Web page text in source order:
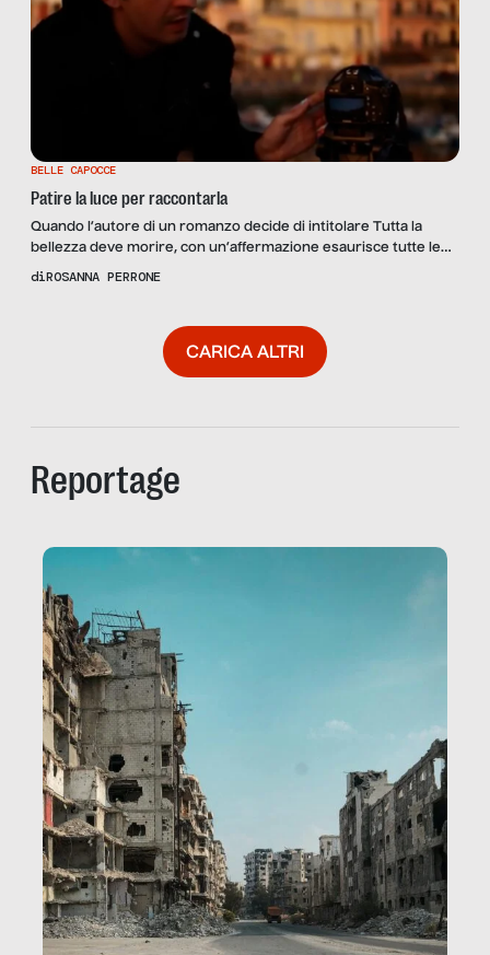
BELLE CAPOCCE
Patire la luce per raccontarla
Quando l’autore di un romanzo decide di intitolare Tutta la
bellezza deve morire, con un’affermazione esaurisce tutte le
argomentazioni possibili sulla dialettica della “napolitudine”,
culturali e pregiudizi storici, in una sorta di eterno ritorno che
fa svanire l’idea di futuro. Sarà quella […]
diROSANNA PERRONE
CARICA ALTRI
Reportage